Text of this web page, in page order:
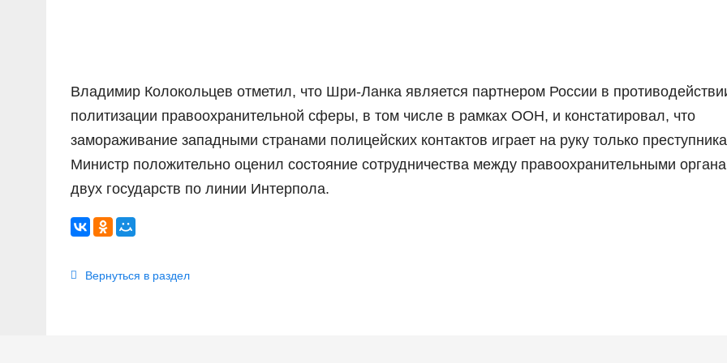
Владимир Колокольцев отметил, что Шри-Ланка является партнером России в
политизации правоохранительной сферы, в том числе в рамках ООН, и констатировал, что
замораживание западными странами полицейских контактов играет на руку только
Министр положительно оценил состояние сотрудничества между правоохранительными
двух государств по линии Интерпола.
Вернуться в раздел